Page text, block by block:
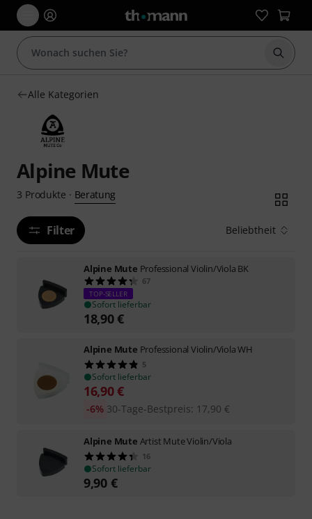
Suche
Alle Kategorien
Alpine Mute
3 Produkte · Beratung
Filter Beliebtheit
Alpine Mute Professional Violin/Viola BK
67
TOP-SELLER
Sofort lieferbar
18,90€
Alpine Mute Professional Violin/Viola WH
5
Sofort lieferbar
16,90€
30-Tage-Bestpreis: 17,90 €
-6%
Alpine Mute Artist Mute Violin/Viola
16
Sofort lieferbar
9,90 €